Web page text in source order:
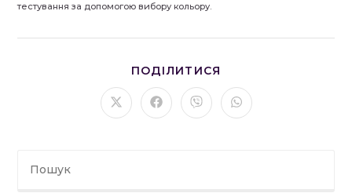
тестування за допомогою вибору кольору.
ПОДІЛИТИСЯ
ЦИМ
ВМІСТОМ
Відкрити
в
Відкрити
в
Відкрити
в
Відкрити
в